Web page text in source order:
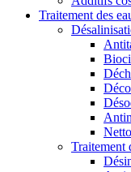
Traitement des
Traitement